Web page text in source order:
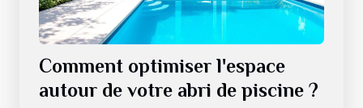
Comment optimiser l'espace
autour de votre abri de piscine ?